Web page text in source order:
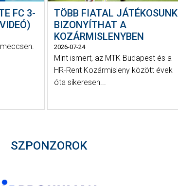
FC 3-
TÖBB FIATAL JÁTÉKOSUNK
BIZONYÍTHAT A
KOZÁRMISLENYBEN
2026-07-24
Mint ismert, az MTK Budapest és a
HR-Rent Kozármisleny között évek
óta sikeresen...
SZPONZOROK